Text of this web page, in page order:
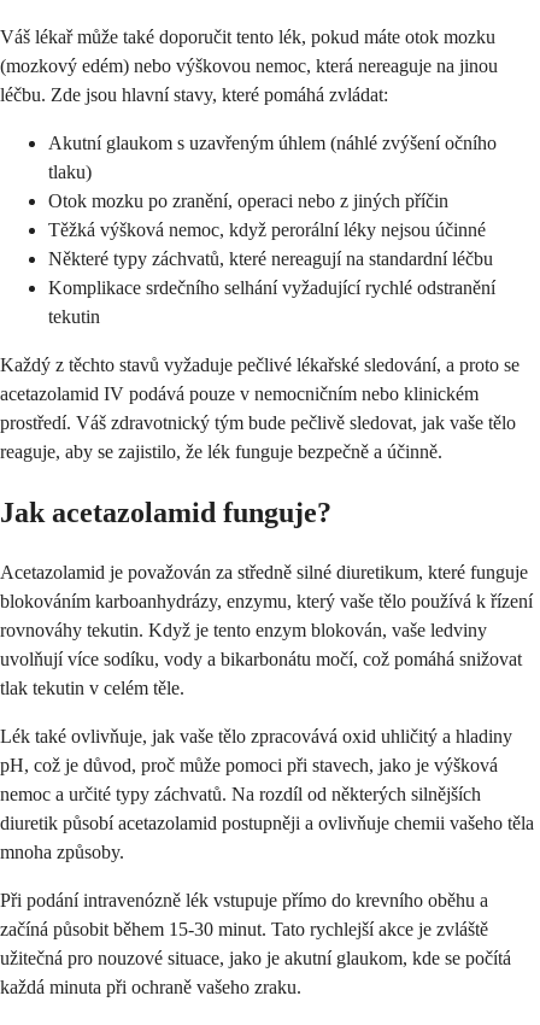
Váš lékař může také doporučit tento lék, pokud máte otok mozku
(mozkový edém) nebo výškovou nemoc, která nereaguje na jinou
léčbu. Zde jsou hlavní stavy, které pomáhá zvládat:
Akutní glaukom s uzavřeným úhlem (náhlé zvýšení očního
tlaku)
Otok mozku po zranění, operaci nebo z jiných příčin
Těžká výšková nemoc, když perorální léky nejsou účinné
Některé typy záchvatů, které nereagují na standardní léčbu
Komplikace srdečního selhání vyžadující rychlé odstranění
tekutin
Každý z těchto stavů vyžaduje pečlivé lékařské sledování, a proto se
acetazolamid IV podává pouze v nemocničním nebo klinickém
prostředí. Váš zdravotnický tým bude pečlivě sledovat, jak vaše tělo
reaguje, aby se zajistilo, že lék funguje bezpečně a účinně.
Jak acetazolamid funguje?
Acetazolamid je považován za středně silné diuretikum, které funguje
blokováním karboanhydrázy, enzymu, který vaše tělo používá k řízení
rovnováhy tekutin. Když je tento enzym blokován, vaše ledviny
uvolňují více sodíku, vody a bikarbonátu močí, což pomáhá snižovat
tlak tekutin v celém těle.
Lék také ovlivňuje, jak vaše tělo zpracovává oxid uhličitý a hladiny
pH, což je důvod, proč může pomoci při stavech, jako je výšková
nemoc a určité typy záchvatů. Na rozdíl od některých silnějších
diuretik působí acetazolamid postupněji a ovlivňuje chemii vašeho těla
mnoha způsoby.
Při podání intravenózně lék vstupuje přímo do krevního oběhu a
začíná působit během 15-30 minut. Tato rychlejší akce je zvláště
užitečná pro nouzové situace, jako je akutní glaukom, kde se počítá
každá minuta při ochraně vašeho zraku.